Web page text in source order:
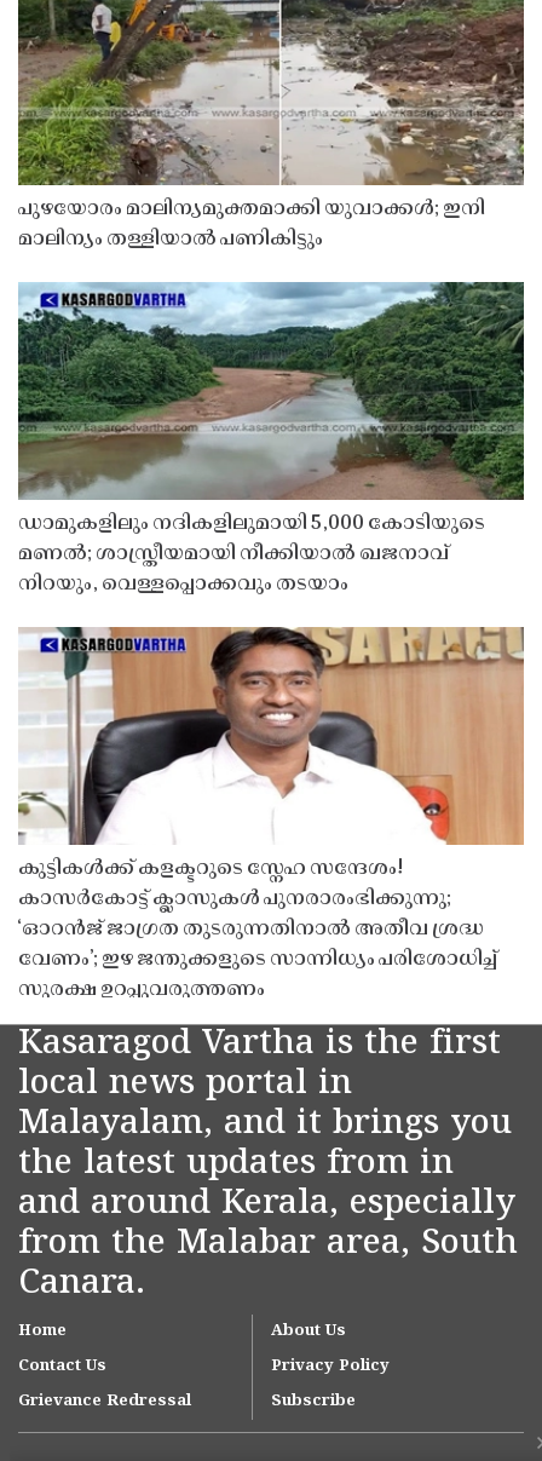
പുഴയോരം മാലിന്യമുക്തമാക്കി യുവാക്കൾ; ഇനി
മാലിന്യം തള്ളിയാൽ പണികിട്ടും
ഡാമുകളിലും നദികളിലുമായി 5,000 കോടിയുടെ
മണൽ; ശാസ്ത്രീയമായി നീക്കിയാൽ ഖജനാവ്
നിറയും, വെള്ളപ്പൊക്കവും തടയാം
കുട്ടികൾക്ക് കളക്ടറുടെ സ്നേഹ സന്ദേശം!
കാസർകോട്ട് ക്ലാസുകൾ പുനരാരംഭിക്കുന്നു;
‘ഓറൻജ് ജാഗ്രത തുടരുന്നതിനാൽ അതീവ ശ്രദ്ധ
വേണം’; ഇഴ ജന്തുക്കളുടെ സാന്നിധ്യം പരിശോധിച്ച്
സുരക്ഷ ഉറപ്പുവരുത്തണം
Kasaragod Vartha is the first
local news portal in
Malayalam, and it brings you
the latest updates from in
and around Kerala, especially
from the Malabar area, South
Canara.
Home
About Us
Contact Us
Privacy Policy
Grievance Redressal
Subscribe